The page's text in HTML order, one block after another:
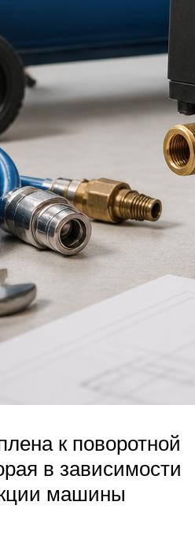
к поворотной
в зависимости
машины